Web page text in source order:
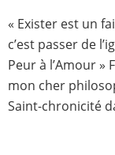
« Exister est un
c’est passer de
Peur à l’Amour »
mon cher
Saint-chronicité